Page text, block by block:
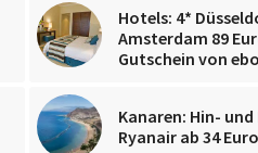
Hotels: 4*
Amsterdam 89
Gutschein von
Kanaren: Hin-
Ryanair ab 34 Euro